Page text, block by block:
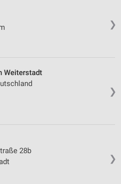
❯
❯
Weiterstadt
❯
28b